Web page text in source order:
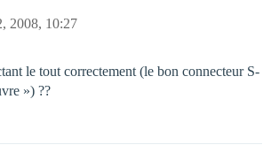
2008, 10:27
le tout correctement (le bon connecteur S-
») ??